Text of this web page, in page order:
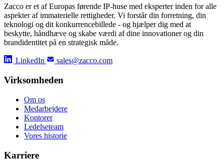
Zacco er et af Europas førende IP-huse med eksperter inden for alle
aspekter af immaterielle rettigheder. Vi forstår din forretning, din
teknologi og dit konkurrencebillede - og hjælper dig med at
beskytte, håndhæve og skabe værdi af dine innovationer og din
brandidentitet på en strategisk måde.
LinkedIn sales@zacco.com
Virksomheden
Om os
Medarbejdere
Kontorer
Ledelseteam
Vores historie
Karriere